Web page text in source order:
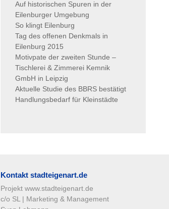
Auf historischen Spuren in der
Eilenburger Umgebung
So klingt Eilenburg
Tag des offenen Denkmals in
Eilenburg 2015
Motivpate der zweiten Stunde –
Tischlerei & Zimmerei Kemnik
GmbH in Leipzig
Aktuelle Studie des BBRS bestätigt
Handlungsbedarf für Kleinstädte
Kontakt stadteigenart.de
Projekt www.stadteigenart.de
c/o SL | Marketing & Management